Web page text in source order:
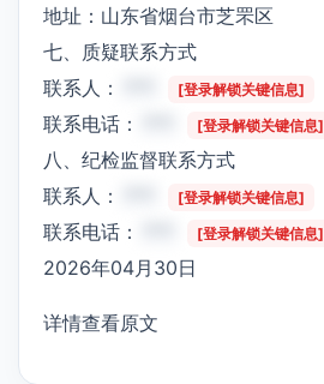
地址：山东省烟台市芝罘区
七、质疑联系方式
联系人：
[登录解锁关键信息]
联系电话： [登录解锁关键信息]
八、纪检监督联系方式
联系人：
[登录解锁关键信息]
联系电话： [登录解锁关键信息]
2026年04月30日
详情查看原文